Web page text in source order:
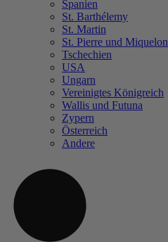
Spanien
St. Barthélemy
St. Martin
St. Pierre und Miquelon
Tschechien
USA
Ungarn
Vereinigtes Königreich
Wallis und Futuna
Zypern
Österreich
Andere